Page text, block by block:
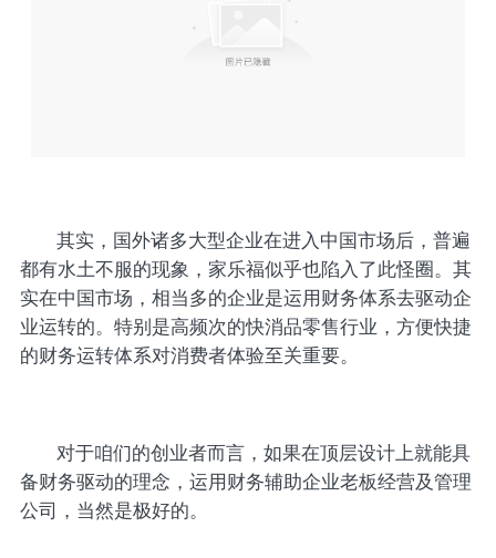
其实，国外诸多大型企业在进入中国市场后，普遍
都有水土不服的现象，家乐福似乎也陷入了此怪圈。其
实在中国市场，相当多的企业是运用财务体系去驱动企
业运转的。特别是高频次的快消品零售行业，方便快捷
的财务运转体系对消费者体验至关重要。
对于咱们的创业者而言，如果在顶层设计上就能具
备财务驱动的理念，运用财务辅助企业老板经营及管理
公司，当然是极好的。